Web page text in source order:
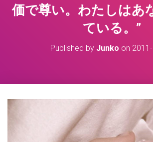
価で尊い。わたしはあ
ている。”
Published by Junko on